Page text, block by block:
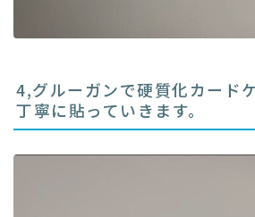
4,グルーガンで硬質化カード
丁寧に貼っていきます。